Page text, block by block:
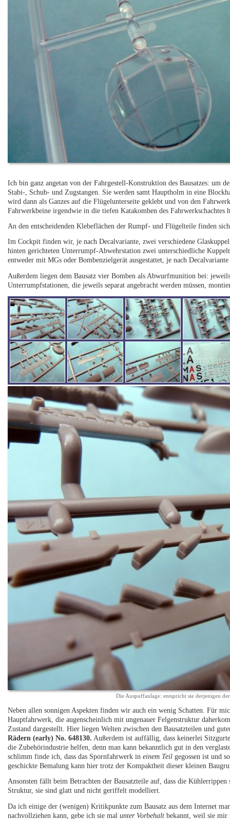
Ich bin ganz angetan von der Fahrgestell-Konstruktion des Bausatzes: um
Stabi-, Schub- und Zugstangen. Sie werden samt Hauptholm in eine
wird dann als Ganzes auf die Flügelunterseite geklebt und von den
Fahrwerkbeine irgendwie in die tiefen Katakomben des
An den entscheidenden Klebeflächen der Rumpf- und Flügelteile finden
Im Cockpit finden wir, je nach Decalvariante, zwei verschiedene
hinten gerichteten Unterrumpf-Abwehrstation zwei unterschiedliche
entweder mit MGs oder Bombenzielgerät ausgestattet, je nach
Außerdem liegen dem Bausatz vier Bomben als Abwurfmunition bei:
Unterrumpfstationen, die jeweils separat angebracht werden müssen,
Die Auspuffanlage: entspricht sie derjenigen
Neben allen sonnigen Aspekten finden wir auch ein wenig Schatten. Für
Hauptfahrwerk, die augenscheinlich mit ungenauer Felgenstruktur
Zustand dargestellt. Hier liegen Welten zwischen den Bausatzteilen und
Rädern (early) No. 648130. Außerdem ist auffällig, dass keinerlei
die Zubehörindustrie helfen, denn man kann bekanntlich gut in den
schlimm finde ich, dass das Spornfahrwerk ineinem Teil gegossen ist und
geschickte Bemalung kann hier trotz der Kompaktheit dieser kleinen
Ansonsten fällt beim Betrachten der Bausatzteile auf, dass die
Struktur, sie sind glatt und nicht geriffelt modelliert.
Da ich einige der (wenigen) Kritikpunkte zum Bausatz aus dem Internet
nachvollziehen kann, gebe ich sie malunter Vorbehalt bekannt, weil sie mir